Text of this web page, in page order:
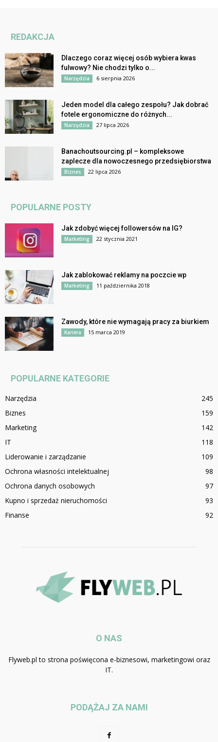
REDAKCJA
Dlaczego coraz więcej osób wybiera kwas
fulwowy? Nie chodzi tylko o...
Narzędzia 6 sierpnia 2026
Jeden model dla całego zespołu? Jak dobrać
fotele ergonomiczne do różnych...
Narzędzia 27 lipca 2026
Banachoutsourcing.pl – kompleksowe
zaplecze dla nowoczesnego przedsiębiorstwa
Biznes 22 lipca 2026
POPULARNE POSTY
Jak zdobyć więcej followersów na IG?
Marketing 22 stycznia 2021
Jak zablokować reklamy na poczcie wp
Marketing 11 października 2018
Zawody, które nie wymagają pracy za biurkiem
Kariera 15 marca 2019
POPULARNE KATEGORIE
Narzędzia
245
Biznes
159
Marketing
142
IT
118
Liderowanie i zarządzanie
109
Ochrona własności intelektualnej
98
Ochrona danych osobowych
97
Kupno i sprzedaż nieruchomości
93
Finanse
92
O NAS
Flyweb.pl to strona poświęcona e-biznesowi, marketingowi oraz
IT.
PODĄŻAJ ZA NAMI